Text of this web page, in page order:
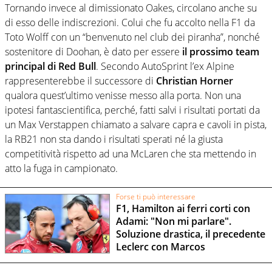
Tornando invece al dimissionato Oakes, circolano anche su
di esso delle indiscrezioni. Colui che fu accolto nella F1 da
Toto Wolff con un “benvenuto nel club dei piranha”, nonché
sostenitore di Doohan, è dato per essere il prossimo team
principal di Red Bull. Secondo AutoSprint l’ex Alpine
rappresenterebbe il successore di Christian Horner
qualora quest’ultimo venisse messo alla porta. Non una
ipotesi fantascientifica, perché, fatti salvi i risultati portati da
un Max Verstappen chiamato a salvare capra e cavoli in pista,
la RB21 non sta dando i risultati sperati né la giusta
competitività rispetto ad una McLaren che sta mettendo in
atto la fuga in campionato.
Forse ti può interessare
F1, Hamilton ai ferri corti con
Adami: "Non mi parlare".
Soluzione drastica, il precedente
Leclerc con Marcos